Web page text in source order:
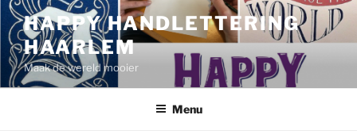
Ga
naar
de
inhoud
HAPPY HANDLETTERING
HAARLEM
Maak de wereld mooier
Menu